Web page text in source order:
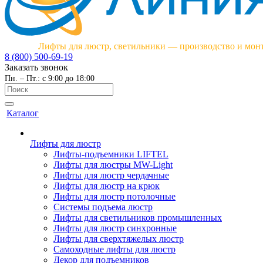
Лифты для люстр, светильники — производство и
8 (800) 500-69-19
Заказать звонок
Пн. – Пт.: с 9:00 до 18:00
Каталог
Лифты для люстр
Лифты-подъемники LIFTEL
Лифты для люстры MW-Light
Лифты для люстр чердачные
Лифты для люстр на крюк
Лифты для люстр потолочные
Системы подъема люстр
Лифты для светильников промышленных
Лифты для люстр синхронные
Лифты для сверхтяжелых люстр
Самоходные лифты для люстр
Декор для подъемников